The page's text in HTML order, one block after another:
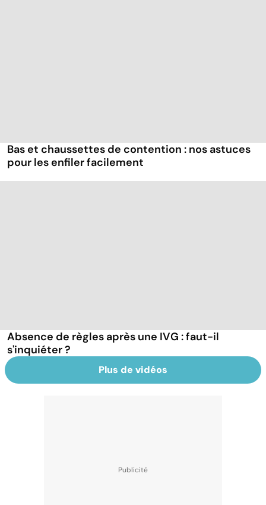
Bas et chaussettes de contention : nos astuces
pour les enfiler facilement
Absence de règles après une IVG : faut-il
s'inquiéter ?
Plus de vidéos